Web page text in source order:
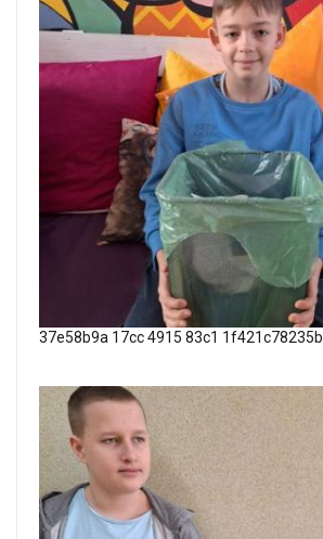
37e58b9a 17cc 4915 83c1 1f421c78235b